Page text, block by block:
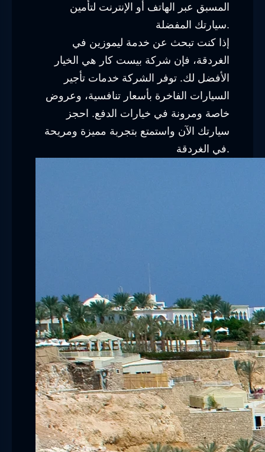
المسبق عبر الهاتف أو الإنترنت لتأمين
سيارتك المفضلة.
إذا كنت تبحث عن خدمة ليموزين في
الغردقة، فإن شركة بيست كار هي الخيار
الأفضل لك. توفر الشركة خدمات تأجير
السيارات الفاخرة بأسعار تنافسية، وعروض
خاصة ومرونة في خيارات الدفع. احجز
سيارتك الآن واستمتع بتجربة مميزة ومريحة
في الغردقة.